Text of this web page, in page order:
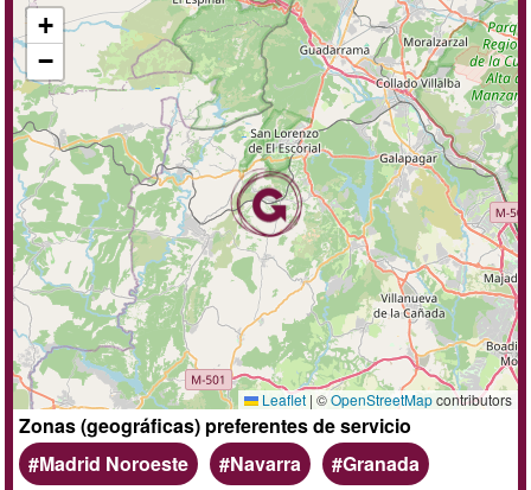
+
−
Leaflet | ©OpenStreetMapcontributors
Zonas (geográficas) preferentes de servicio
Madrid Noroeste
Navarra Granada